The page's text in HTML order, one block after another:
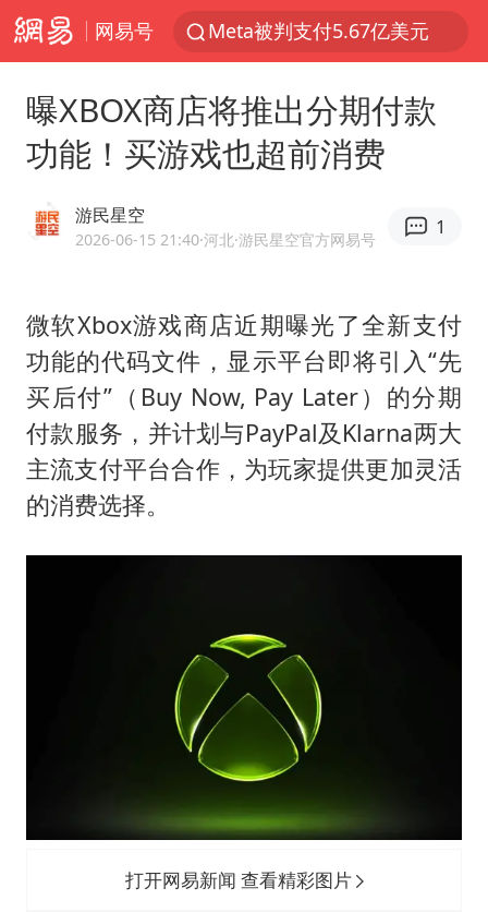
网易号
Meta被判支付5.67亿美元
47岁妈妈突然产女 26岁女儿：很震惊
A股开盘：民爆、CPO等概念走强
21楼高空抛物嫌疑人被拘留
男子杀人后逃进深山21年活得像野人
日韩股市高开跳水 SK海力士下挫转跌
台风白海豚最新路径研判来了
OpenAI为免费用户升级GPT-5.6 Luna
奋进开新局 实干挑大梁
曝XBOX商店将推出分期付款
功能！买游戏也超前消费
游民星空
2026-06-15 21:40·河北·游民星空官方网易号
1
微软Xbox游戏商店近期曝光了全新支付
功能的代码文件，显示平台即将引入“先
买后付”（Buy Now, Pay Later）的分期
付款服务，并计划与PayPal及Klarna两大
主流支付平台合作，为玩家提供更加灵活
的消费选择。
打开网易新闻 查看精彩图片